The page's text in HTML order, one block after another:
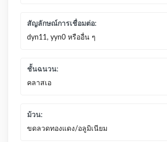
สัญลักษณ์การเชื่อมต่อ:
dyn11, yyn0 หรืออื่น ๆ
ชั้นฉนวน:
คลาสเอ
ม้วน:
ขดลวดทองแดง/อลูมิเนียม